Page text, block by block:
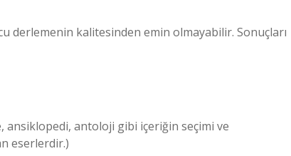
derlemenin kalitesinden emin olmayabilir. Sonuçları
ansiklopedi, antoloji gibi içeriğin seçimi ve
eserlerdir.)